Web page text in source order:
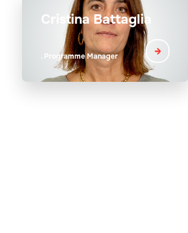
Cristina Battaglia
. Programme Manager